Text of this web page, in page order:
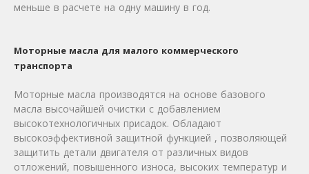
меньше в расчете на одну машину в год.
Моторные масла для малого коммерческого
транспорта
Моторные масла производятся на основе базового
масла высочайшей очистки с добавлением
высокотехнологичных присадок. Обладают
высокоэффективной защитной функцией , позволяющей
защитить детали двигателя от различных видов
отложений, повышенного износа, высоких температур и